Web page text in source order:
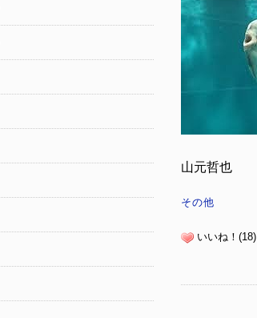
山元哲也
その他
いいね！(18)